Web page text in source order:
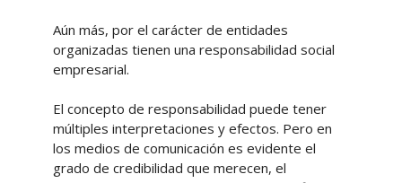
Aún más, por el carácter de entidades
organizadas tienen una responsabilidad social
empresarial.
El concepto de responsabilidad puede tener
múltiples interpretaciones y efectos. Pero en
los medios de comunicación es evidente el
grado de credibilidad que merecen, el